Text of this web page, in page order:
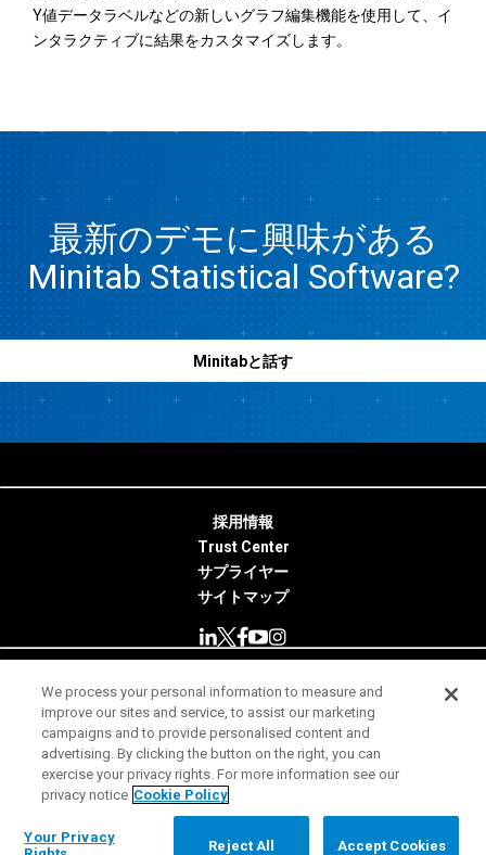
Y値データラベルなどの新しいグラフ編集機能を使用して、イ
ンタラクティブに結果をカスタマイズします。
最新のデモに興味がある
Minitab Statistical Software?
Minitabと話す
採用情報
Trust Center
サプライヤー
サイトマップ
© 2026 Minitab, LLC. All Rights Reserved.
使用条件
プライバシー通知
法務
We process your personal information to measure and
improve our sites and service, to assist our marketing
campaigns and to provide personalised content and
advertising. By clicking the button on the right, you can
exercise your privacy rights. For more information see our
privacy notice Cookie Policy
Your Privacy
Reject All Accept Cookies